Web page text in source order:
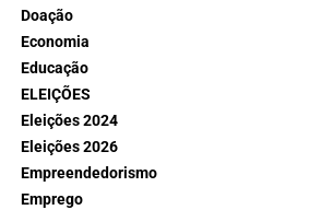
Doação
Economia
Educação
ELEIÇÕES
Eleições 2024
Eleições 2026
Empreendedorismo
Emprego